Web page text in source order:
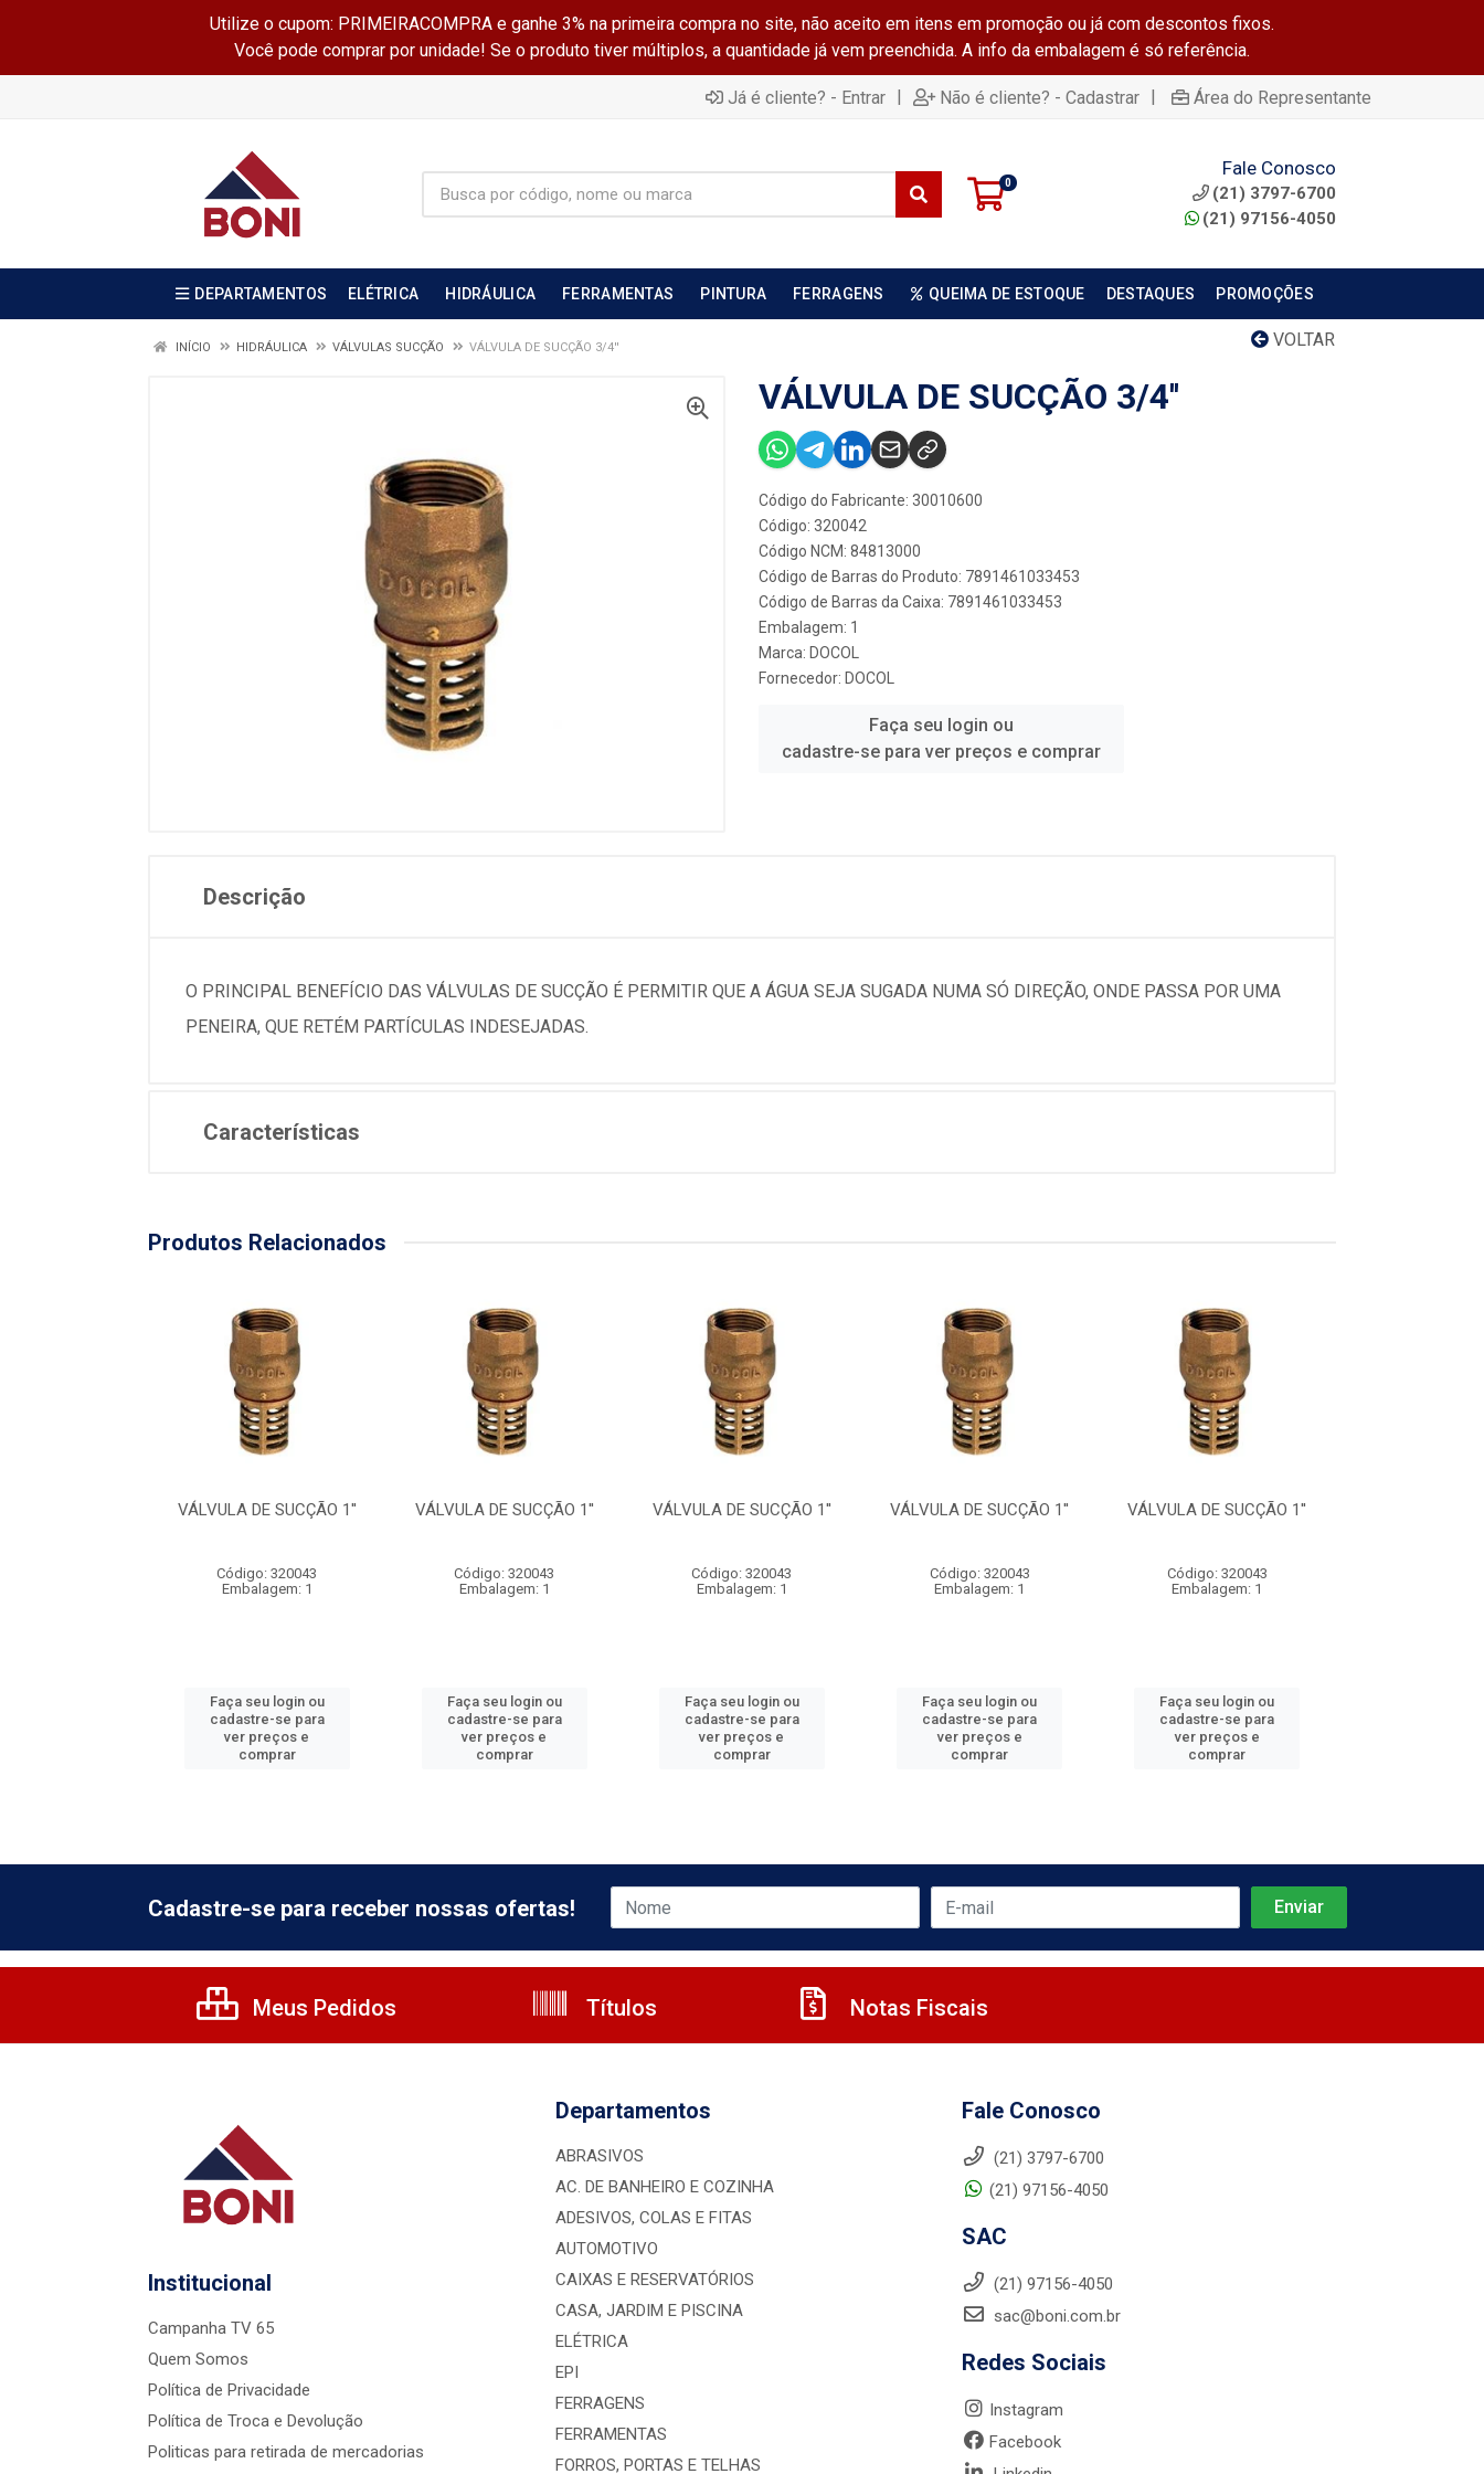
Utilize o cupom: PRIMEIRACOMPRA e ganhe 3% na primeira compra no site, não aceito em itens em promoção ou já com descontos fixos.
Você pode comprar por unidade! Se o produto tiver múltiplos, a quantidade já vem preenchida. A info da embalagem é só referência.
Já é cliente? - Entrar | Não é cliente? - Cadastrar | Área do Representante
0
Fale Conosco
(21) 3797-6700
(21) 97156-4050
DEPARTAMENTOS ELÉTRICA HIDRÁULICA FERRAMENTAS PINTURA FERRAGENS QUEIMA DE ESTOQUE DESTAQUES PROMOÇÕES
VOLTAR
INÍCIO HIDRÁULICA VÁLVULAS SUCÇÃO VÁLVULA DE SUCÇÃO 3/4''
VÁLVULA DE SUCÇÃO 3/4''
Código do Fabricante: 30010600
Código: 320042
Código NCM: 84813000
Código de Barras do Produto: 7891461033453
Código de Barras da Caixa: 7891461033453
Embalagem: 1
Marca: DOCOL
Fornecedor: DOCOL
Faça seu login ou
cadastre-se para ver preços e comprar
Descrição
O PRINCIPAL BENEFÍCIO DAS VÁLVULAS DE SUCÇÃO É PERMITIR QUE A ÁGUA SEJA SUGADA NUMA SÓ DIREÇÃO, ONDE PASSA POR UMA
PENEIRA, QUE RETÉM PARTÍCULAS INDESEJADAS.
Características
Produtos Relacionados
VÁLVULA DE SUCÇÃO 1''
Código: 320043
Embalagem: 1
Faça seu login ou
cadastre-se para
ver preços e
comprar
VÁLVULA DE SUCÇÃO 1''
Código: 320043
Embalagem: 1
Faça seu login ou
cadastre-se para
ver preços e
comprar
VÁLVULA DE SUCÇÃO 1''
Código: 320043
Embalagem: 1
Faça seu login ou
cadastre-se para
ver preços e
comprar
VÁLVULA DE SUCÇÃO 1''
Código: 320043
Embalagem: 1
Faça seu login ou
cadastre-se para
ver preços e
comprar
VÁLVULA DE SUCÇÃO 1''
Código: 320043
Embalagem: 1
Faça seu login ou
cadastre-se para
ver preços e
comprar
Cadastre-se para receber nossas ofertas!
Meus Pedidos Títulos Notas Fiscais
Institucional
Campanha TV 65
Quem Somos
Política de Privacidade
Política de Troca e Devolução
Politicas para retirada de mercadorias
Departamentos
ABRASIVOS
AC. DE BANHEIRO E COZINHA
ADESIVOS, COLAS E FITAS
AUTOMOTIVO
CAIXAS E RESERVATÓRIOS
CASA, JARDIM E PISCINA
ELÉTRICA
EPI
FERRAGENS
FERRAMENTAS
FORROS, PORTAS E TELHAS
Fale Conosco
(21) 3797-6700
(21) 97156-4050
SAC
(21) 97156-4050
sac@boni.com.br
Redes Sociais
Instagram
Facebook